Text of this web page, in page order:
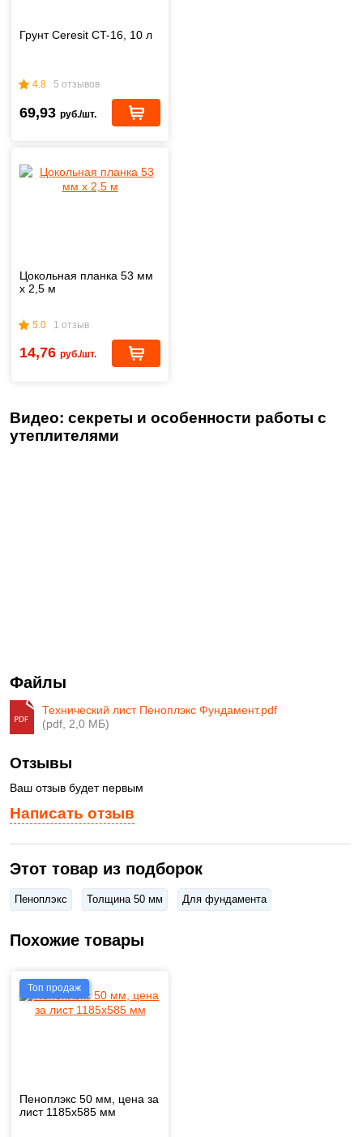
Грунт Ceresit CT-16, 10 л
4.8 5 отзывов
69,93 руб./шт.
Цокольная планка 53 мм
х 2,5 м
5.0 1 отзыв
14,76 руб./шт.
Видео: секреты и особенности работы с
утеплителями
Файлы
Технический лист Пеноплэкс Фундамент.pdf
(pdf, 2,0 МБ)
Написать отзыв
Отзывы
Ваш отзыв будет первым
Этот товар из подборок
Пеноплэкс Толщина 50 мм Для фундамента
Похожие товары
Топ продаж
Пеноплэкс 50 мм, цена за
лист 1185х585 мм